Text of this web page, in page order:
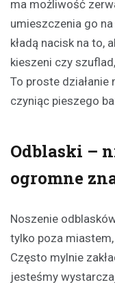
ma możliwość
umieszczenia go
kładą nacisk na to,
kieszeni czy
To proste działanie
czyniąc pieszego
Odblaski –
ogromne
Noszenie
tylko poza
Często mylnie
jesteśmy